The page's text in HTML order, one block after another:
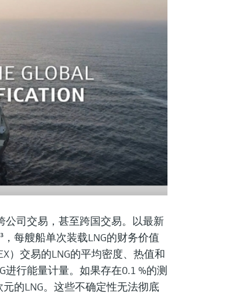
公司交易，甚至跨国交易。以最新
每艘船单次装载LNG的财务价值
）交易的LNG的平均密度、热值和
行能量计量。如果存在0.1 %的测
的LNG。这些不确定性无法彻底